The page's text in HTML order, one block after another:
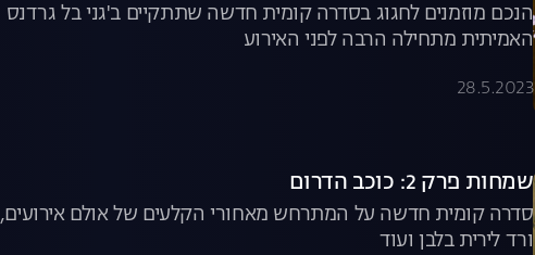
הנכם מוזמנים לחגוג בסדרה קומית חדשה שתתקיים ב'גני בל
האמיתית מתחילה הרבה לפני האירוע
28.5.2023
שמחות פרק 2: כוכב הדרום
סדרה קומית חדשה על המתרחש מאחורי הקלעים של אולם אירועים,
ורד לירית בלבן ועוד